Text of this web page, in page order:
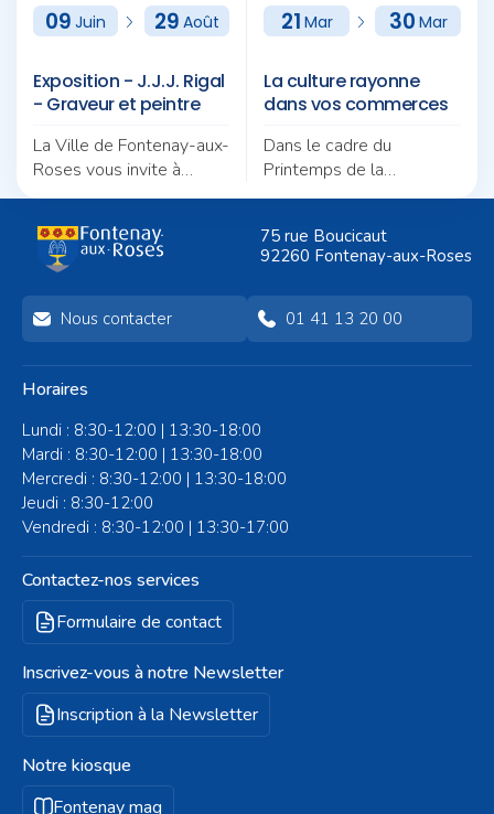
09 Juin 29 Août
Exposition - J.J.J. Rigal
- Graveur et peintre
La Ville de Fontenay-aux-
Roses vous invite à
découvrir prochainement
du 9 juin au 29 août
2026 à la médiathèque
de Fontenay-aux-Roses.
21 Mar 30 Mar
La culture rayonne
dans vos commerces
Dans le cadre du
Printemps de la
Sculpture 2026 (du 21
aux-Roses transforme
ses vitrines en véritables
galeries d’art. Du 22 au
30 mars, découvrez les
sculptures d’artistes
locaux exposées chez
75 rue Boucicaut
92260 Fontenay-aux-Roses
Nous contacter 01 41 13 20 00
Horaires
Lundi : 8:30-12:00 | 13:30-18:00
Mardi : 8:30-12:00 | 13:30-18:00
Mercredi : 8:30-12:00 | 13:30-18:00
Jeudi : 8:30-12:00
Vendredi : 8:30-12:00 | 13:30-17:00
Contactez-nos services
Formulaire de contact
Inscrivez-vous à notre Newsletter
Inscription à la Newsletter
Notre kiosque
Fontenay mag